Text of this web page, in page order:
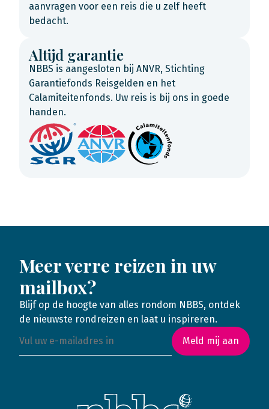
aanvragen voor een reis die u zelf heeft
bedacht.
Altijd garantie
NBBS is aangesloten bij ANVR, Stichting
Garantiefonds Reisgelden en het
Calamiteitenfonds. Uw reis is bij ons in goede
handen.
Meer verre reizen in uw
mailbox?
Blijf op de hoogte van alles rondom NBBS, ontdek
de nieuwste rondreizen en laat u inspireren.
Meld mij aan